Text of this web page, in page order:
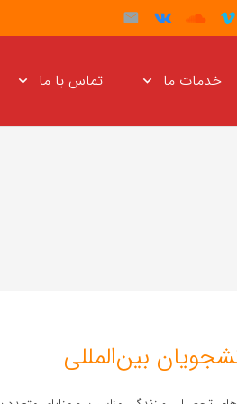
خدمات ما تماس با ما
بین‌المللی